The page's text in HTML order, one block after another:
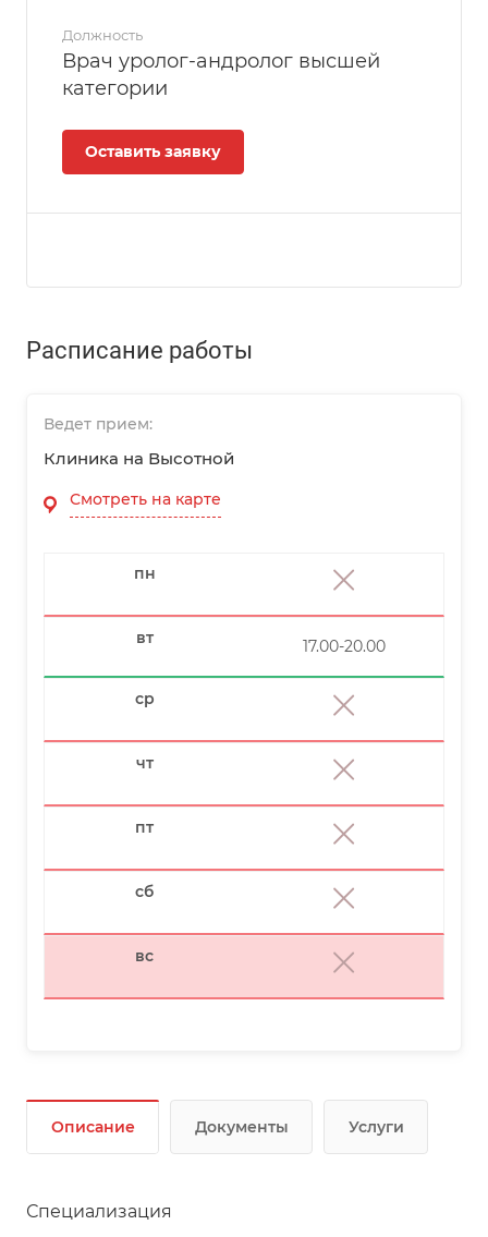
Должность
Врач уролог-андролог высшей
категории
Оставить заявку
Расписание работы
Ведет прием:
Клиника на Высотной
Смотреть на карте
пн
вт 17.00-20.00
ср
чт
пт
сб
вс
Описание Документы Услуги
Специализация